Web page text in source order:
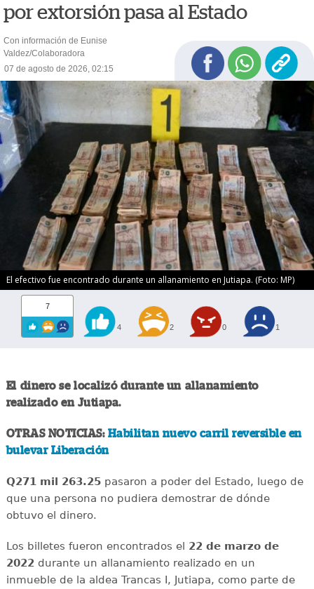
por extorsión pasa al Estado
Con información de Eunise
Valdez/Colaboradora
07 de agosto de 2026, 02:15
El efectivo fue encontrado durante un allanamiento en Jutiapa. (Foto: MP)
7
4 2 0 1
El dinero se localizó durante un allanamiento
realizado en Jutiapa.
OTRAS NOTICIAS: Habilitan nuevo carril reversible en
bulevar Liberación
Q271 mil 263.25pasaron a poder del Estado, luego de
que una persona no pudiera demostrar de dónde
obtuvo el dinero.
Los billetes fueron encontrados el 22 de marzo de
2022durante un allanamiento realizado en un
inmueble de la aldea Trancas I, Jutiapa, como parte de